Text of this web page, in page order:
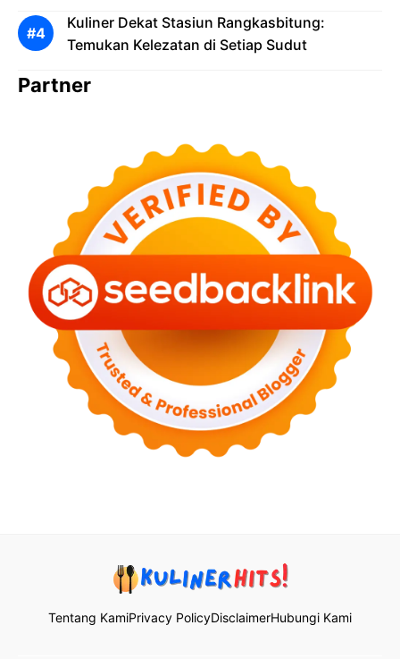
Kuliner Dekat Stasiun Rangkasbitung:
Temukan Kelezatan di Setiap Sudut
Partner
Tentang KamiPrivacy PolicyDisclaimerHubungi Kami